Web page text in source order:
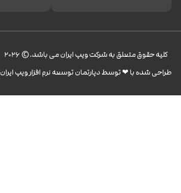
کليه حقوق متعلق به شرکت ویپ ایران می باشد.© 2026
طراحی شده با ❤︎ توسط دپارتمان توسعه نرم افزار ویپ ایران